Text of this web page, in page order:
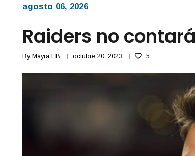
agosto 06, 2026
Raiders no
By Mayra EB octubre 20, 2023 5